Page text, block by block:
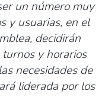
un número muy
y usuarias, en el
decidirán
y horarios
necesidades de
liderada por los